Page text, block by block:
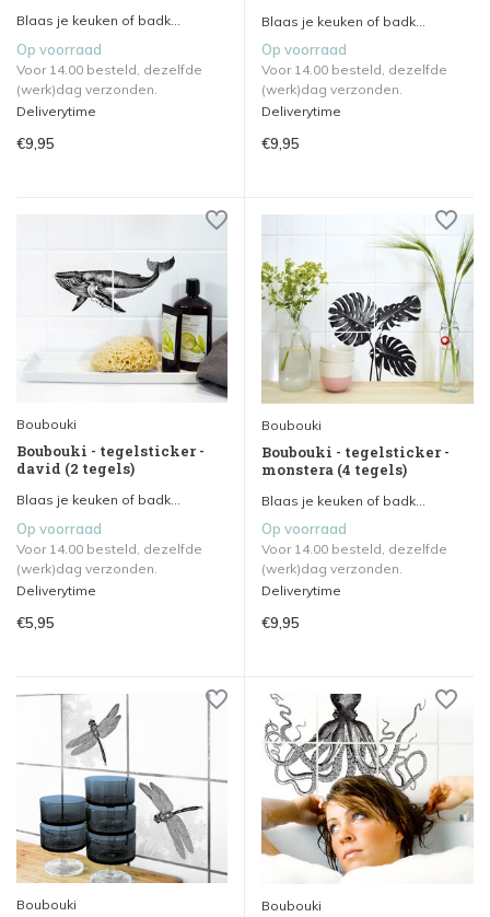
Blaas je keuken of badk...
Op voorraad
Voor 14.00 besteld, dezelfde
(werk)dag verzonden.
Deliverytime
€9,95
Blaas je keuken of badk...
Op voorraad
Voor 14.00 besteld, dezelfde
(werk)dag verzonden.
Deliverytime
€9,95
Boubouki
Boubouki - tegelsticker -
david (2 tegels)
Blaas je keuken of badk...
Op voorraad
Voor 14.00 besteld, dezelfde
(werk)dag verzonden.
Deliverytime
€5,95
Boubouki
Boubouki - tegelsticker -
monstera (4 tegels)
Blaas je keuken of badk...
Op voorraad
Voor 14.00 besteld, dezelfde
(werk)dag verzonden.
Deliverytime
€9,95
Boubouki Boubouki